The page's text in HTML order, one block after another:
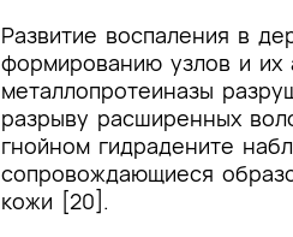
Развитие воспаления в
формированию узлов и
металлопротеиназы
разрыву расширенных
гнойном гидрадените
сопровождающиеся
кожи [20].